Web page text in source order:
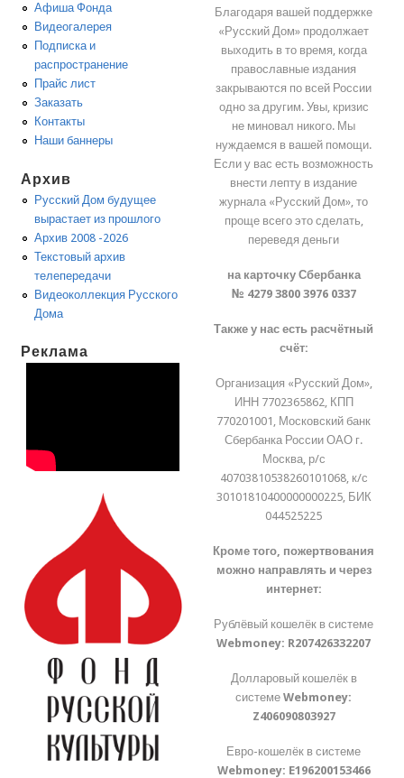
Афиша Фонда
Видеогалерея
Подписка и
распространение
Прайс лист
Заказать
Контакты
Наши баннеры
Архив
Русский Дом будущее
вырастает из прошлого
Архив 2008 -2026
Текстовый архив
телепередачи
Видеоколлекция Русского
Дома
Реклама
Благодаря вашей поддержке
«Русский Дом» продолжает
выходить в то время, когда
православные издания
закрываются по всей России
одно за другим. Увы, кризис
не миновал никого. Мы
нуждаемся в вашей помощи.
Если у вас есть возможность
внести лепту в издание
журнала «Русский Дом», то
проще всего это сделать,
переведя деньги
на карточку Сбербанка
№ 4279 3800 3976 0337
Также у нас есть расчётный
счёт:
Организация «Русский Дом»,
ИНН 7702365862, КПП
770201001, Московский банк
Сбербанка России ОАО г.
Москва, р/с
40703810538260101068, к/с
30101810400000000225, БИК
044525225
Кроме того, пожертвования
можно направлять и через
интернет:
Рублёвый кошелёк в системе
Webmoney: R207426332207
Долларовый кошелёк в
системеWebmoney:
Z406090803927
Евро-кошелёк в системе
Webmoney: E196200153466